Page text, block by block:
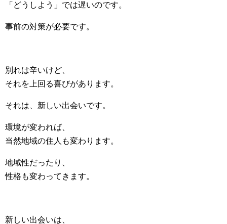
「どうしよう」では遅いのです。
事前の対策が必要です。
別れは辛いけど、
それを上回る喜びがあります。
それは、新しい出会いです。
環境が変われば、
当然地域の住人も変わります。
地域性だったり、
性格も変わってきます。
新しい出会いは、